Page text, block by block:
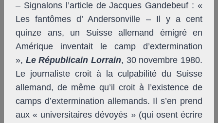
– Signalons l’article de Jacques Gandebeuf : «
Les fantômes d’ Andersonville – Il y a cent
quinze ans, un Suisse allemand émigré en
Amérique inventait le camp d’extermination
», Le Républicain Lorrain, 30 novembre 1980.
Le journaliste croit à la culpabilité du Suisse
allemand, de même qu’il croit à l’existence de
camps d’extermination allemands. Il s’en prend
aux « universitaires dévoyés » (qui osent écrire